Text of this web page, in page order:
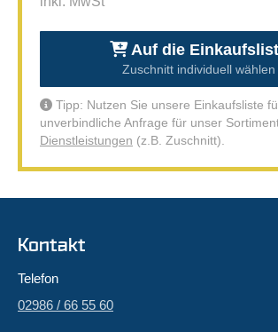
Auf die
Zuschnitt individuell wählen
Tipp: Nutzen Sie unsere Einkaufsliste
unverbindliche Anfrage für unser
Dienstleistungen (z.B. Zuschnitt).
Kontakt
Telefon
02986 / 66 55 60